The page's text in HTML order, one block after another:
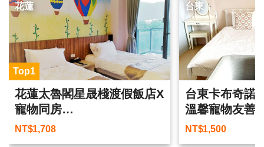
花蓮
Top1
花蓮太魯閣星晟棧渡假飯店X
寵物同房
跟家中毛寶貝來趟不一樣的
NT$1,708
台東
台東卡布奇諾
溫馨寵物友善
NT$1,500